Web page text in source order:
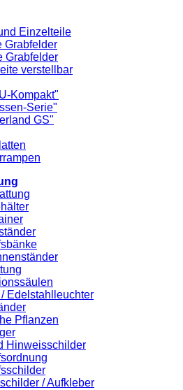
Einzelteile
Grabfelder
Grabfelder
verstellbar
Kompakt"
Serie"
GS"
Edelstahlleuchter
Pflanzen
Hinweisschilder
/ Aufkleber